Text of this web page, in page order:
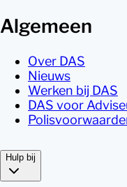
Algemeen
Over DAS
Nieuws
Werken bij DAS
DAS voor
Hulp bij